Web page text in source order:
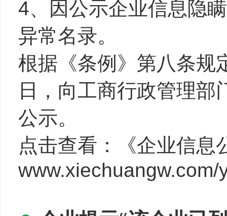
4、因公示企业信息隐
异常名录。
根据《条例》第八条规
日，向工商行政管理
公示。
点击查看：《企业信息